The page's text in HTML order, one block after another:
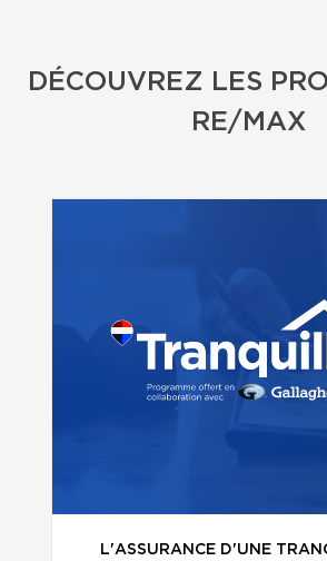
DÉCOUVREZ LES
RE/MAX
L'ASSURANCE D'UNE